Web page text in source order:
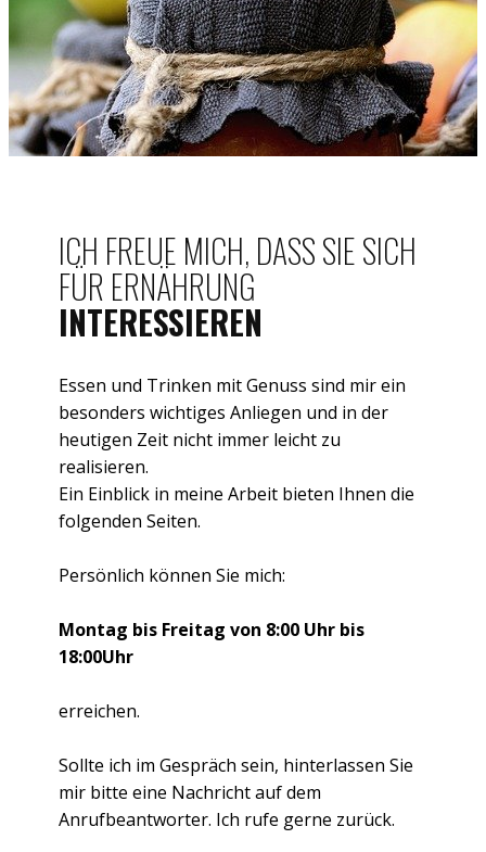
ICH FREUE MICH, DASS SIE SICH
FÜR ERNÄHRUNG
INTERESSIEREN
Essen und Trinken mit Genuss sind mir ein
besonders wichtiges Anliegen und in der
heutigen Zeit nicht immer leicht zu
realisieren.
Ein Einblick in meine Arbeit bieten Ihnen die
folgenden Seiten.
Persönlich können Sie mich:
Montag bis Freitag von 8:00 Uhr bis
18:00Uhr
erreichen.
Sollte ich im Gespräch sein, hinterlassen Sie
mir bitte eine Nachricht auf dem
Anrufbeantworter. Ich rufe gerne zurück.